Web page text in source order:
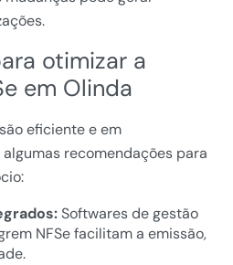
otimizar a
em Olinda
eficiente e em
recomendações para
Softwares de gestão
NFSe facilitam a emissão,